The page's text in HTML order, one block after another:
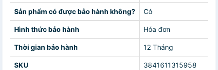
Sản phẩm có được bảo hành không? Có
Hình thức bảo hành Hóa đơn
Thời gian bảo hành 12 Tháng
SKU 3841611315958